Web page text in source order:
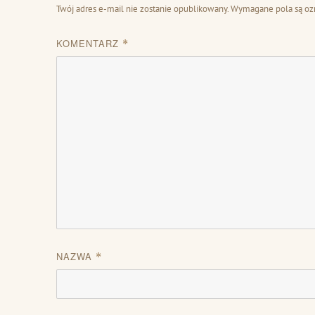
Twój adres e-mail nie zostanie opublikowany.Wymagane pola są
KOMENTARZ *
NAZWA *